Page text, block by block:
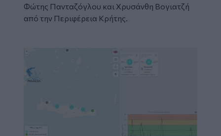
Φώτης Πανταζόγλου και Χρυσάνθη Βογιατζή
από την Περιφέρεια Κρήτης.